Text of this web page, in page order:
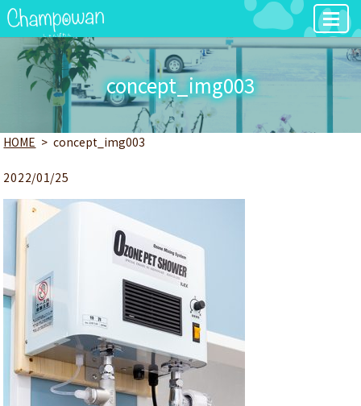
MENU
concept_img003
HOME concept_img003
2022/01/25